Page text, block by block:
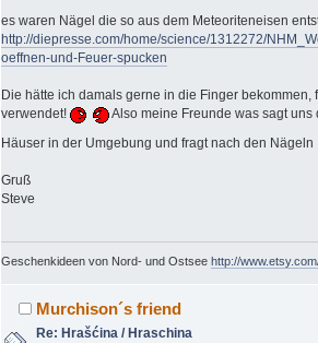
es waren Nägel die so aus dem Meteoriteneisen
http://diepresse.com/home/science/1312272/
oeffnen-und-Feuer-spucken
Die hätte ich damals gerne in die Finger bekommen,
verwendet!
Also meine Freunde was sagt uns
Häuser in der Umgebung und fragt nach den Nägeln
Gruß
Steve
Geschenkideen von Nord- und Ostsee http://
Murchison´s friend
Re: Hrašćina / Hraschina